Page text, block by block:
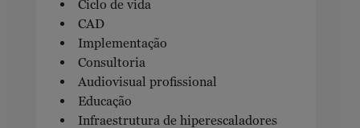
Ciclo de vida
CAD
Implementação
Consultoria
Audiovisual profissional
Educação
Infraestrutura de hiperescaladores